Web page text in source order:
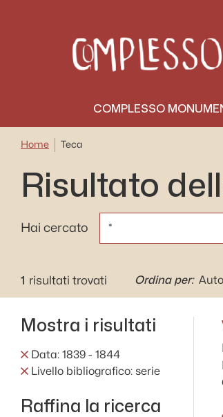
COMPLESSO
Home Teca
Risultato
Hai cercato
1 risultati trovati Ordina per:
Mostra i risultati
Data: 1839 - 1844
Livello bibliografico: serie
Raffina la ricerca